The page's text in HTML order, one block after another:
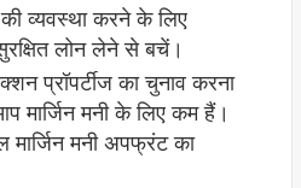
व्यवस्था करने के लिए
लोन लेने से बचें।
प्रॉपर्टीज का चुनाव करना
मार्जिन मनी के लिए कम हैं।
मनी अपफ्रंट का